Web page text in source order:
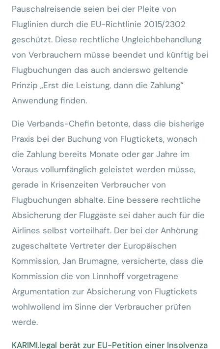
Pauschalreisende seien bei der Pleite von
Fluglinien durch die EU-Richtlinie 2015/2302
geschützt. Diese rechtliche Ungleichbehandlung
von Verbrauchern müsse beendet und künftig bei
Flugbuchungen das auch anderswo geltende
Prinzip „Erst die Leistung, dann die Zahlung“
Anwendung finden.
Die Verbands-Chefin betonte, dass die bisherige
Praxis bei der Buchung von Flugtickets, wonach
die Zahlung bereits Monate oder gar Jahre im
Voraus vollumfänglich geleistet werden müsse,
gerade in Krisenzeiten Verbraucher von
Flugbuchungen abhalte. Eine bessere rechtliche
Absicherung der Fluggäste sei daher auch für die
Airlines selbst vorteilhaft. Der bei der Anhörung
zugeschaltete Vertreter der Europäischen
Kommission, Jan Brumagne, versicherte, dass die
Kommission die von Linnhoff vorgetragene
Argumentation zur Absicherung von Flugtickets
wohlwollend im Sinne der Verbraucher prüfen
werde.
KARIMI.legal berät zur EU-Petition einer Insolvenza